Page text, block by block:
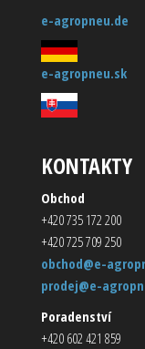
e-agropneu.de
e-agropneu.sk
KONTAKTY
Obchod
+420 735 172 200
+420 725 709 250
obchod@e-
prodej@e-
Poradenství
+420 602 421 859